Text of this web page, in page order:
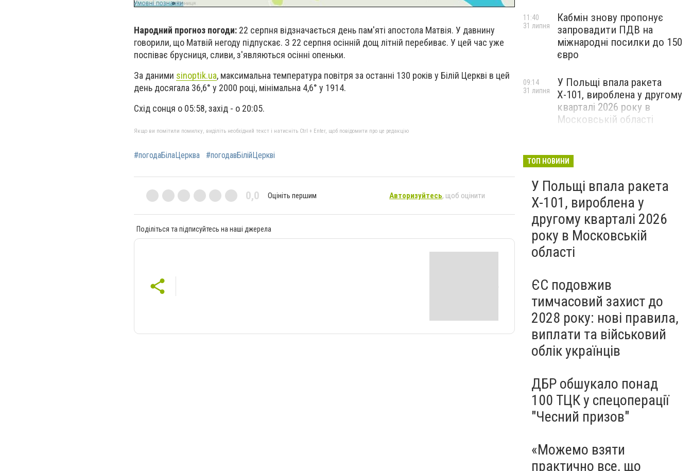
Народний прогноз погоди: 22 серпня відзначається день пам'яті апостола Матвія. У давнину
говорили, що Матвій негоду підпускає. З 22 серпня осінній дощ літній перебиває. У цей час уже
поспіває брусниця, сливи, з'являються осінні опеньки.
За даними sinoptik.ua, максимальна температура повітря за останні 130 років у Білій Церкві в цей
день досягала 36,6° у 2000 році, мінімальна 4,6° у 1914.
Схід сонця о 05:58, захід - о 20:05.
Якщо ви помітили помилку, виділіть необхідний текст і натисніть Ctrl + Enter, щоб повідомити про це редакцію
#погодаБілаЦерква #погодавБілійЦеркві
0,0 Оцініть першим Авторизуйтесь, щоб оцінити
Поділіться та підписуйтесь на наші джерела
Кабмін знову пропонує
запровадити ПДВ на
міжнародні посилки до 150
євро
11:40
31 липня
У Польщі впала ракета
Х-101, вироблена у другому
кварталі 2026 року в
Московській області
09:14
31 липня
ТОП НОВИНИ
У Польщі впала ракета
Х-101, вироблена у
другому кварталі 2026
року в Московській
області
ЄС подовжив
тимчасовий захист до
2028 року: нові правила,
виплати та військовий
облік українців
ДБР обшукало понад
100 ТЦК у спецоперації
"Чесний призов"
«Можемо взяти
практично все, що